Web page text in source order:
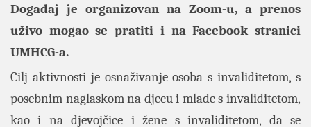
Događaj je organizovan na Zoom-u, a prenos
uživo mogao se pratiti i na Facebook stranici
UMHCG-a.
Cilj aktivnosti je osnaživanje osoba s invaliditetom, s
posebnim naglaskom na djecu i mlade s invaliditetom,
kao i na djevojčice i žene s invaliditetom, da se